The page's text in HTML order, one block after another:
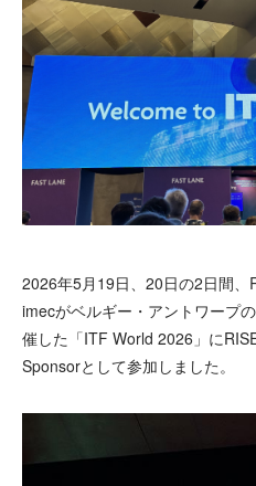
2026年5月19日、20日の2日間、
imecがベルギー・アントワープ
催した「ITF World 2026」に
Sponsorとして参加しました。